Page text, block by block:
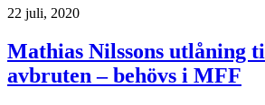
22 juli, 2020
Mathias Nilssons utlåning
avbruten – behövs i MFF